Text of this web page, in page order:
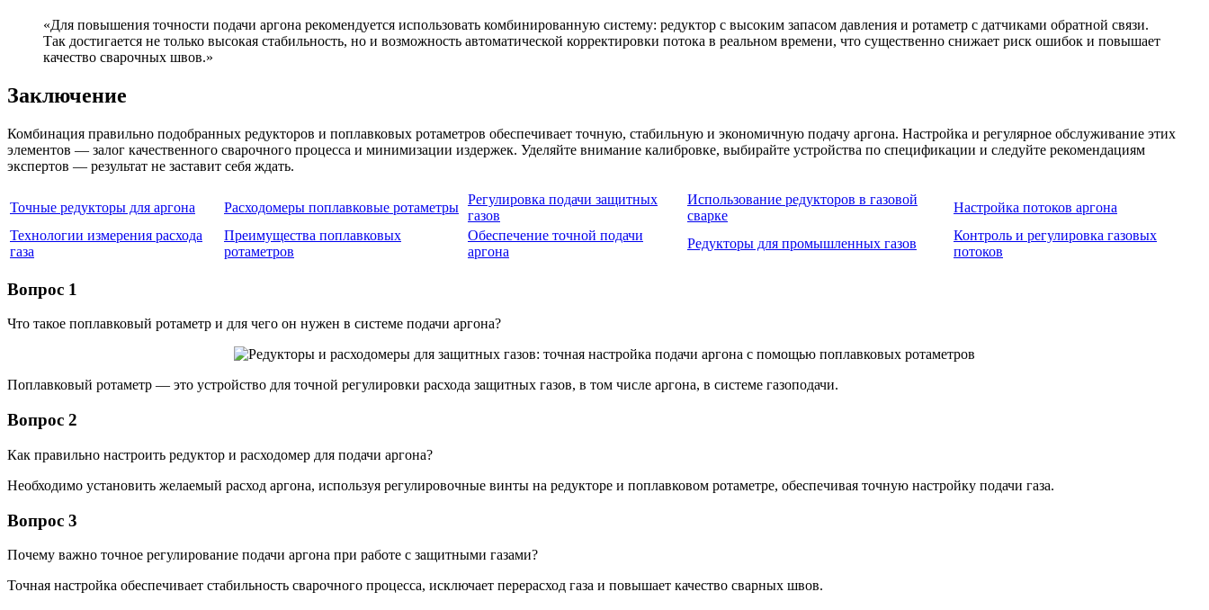
«Для повышения точности подачи аргона рекомендуется использовать комбинированную систему: редуктор с высоким запасом давления и ротаметр с датчиками обратной связи.
Так достигается не только высокая стабильность, но и возможность автоматической корректировки потока в реальном времени, что существенно снижает риск ошибок и повышает
качество сварочных швов.»
Заключение
Комбинация правильно подобранных редукторов и поплавковых ротаметров обеспечивает точную, стабильную и экономичную подачу аргона. Настройка и регулярное обслуживание этих
элементов — залог качественного сварочного процесса и минимизации издержек. Уделяйте внимание калибровке, выбирайте устройства по спецификации и следуйте рекомендациям
экспертов — результат не заставит себя ждать.
Точные редукторы для аргона Расходомеры поплавковые ротаметры
Регулировка подачи защитных
газов
Использование редукторов в газовой
сварке
Настройка потоков аргона
Технологии измерения расхода
газа
Преимущества поплавковых
ротаметров
Обеспечение точной подачи
аргона
Редукторы для промышленных газов
Контроль и регулировка газовых
потоков
Вопрос 1
Что такое поплавковый ротаметр и для чего он нужен в системе подачи аргона?
Поплавковый ротаметр — это устройство для точной регулировки расхода защитных газов, в том числе аргона, в системе газоподачи.
Вопрос 2
Как правильно настроить редуктор и расходомер для подачи аргона?
Необходимо установить желаемый расход аргона, используя регулировочные винты на редукторе и поплавковом ротаметре, обеспечивая точную настройку подачи газа.
Вопрос 3
Почему важно точное регулирование подачи аргона при работе с защитными газами?
Точная настройка обеспечивает стабильность сварочного процесса, исключает перерасход газа и повышает качество сварных швов.